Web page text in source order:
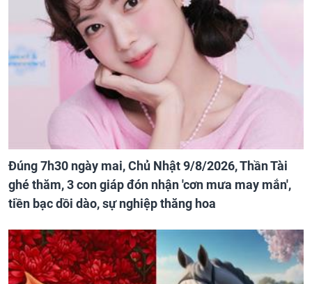
Đúng 7h30 ngày mai, Chủ Nhật 9/8/2026, Thần Tài
ghé thăm, 3 con giáp đón nhận 'cơn mưa may mắn',
tiền bạc dồi dào, sự nghiệp thăng hoa